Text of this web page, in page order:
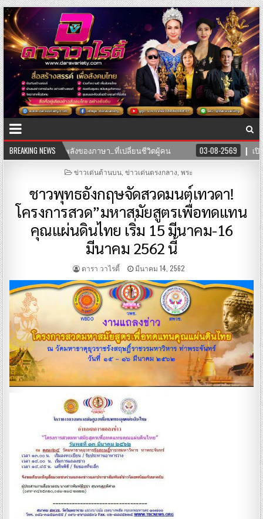
BREAKING NEWS
งของภาษา…ที่เปลี่ยนชีวิตผู้คน 03-08-2569 เปิดแล้ว! คลินิก TNH
POSTED
ข่าวเด่นด้านบน ข่าวเด่นตรงกลาง พระ
ชาวพุทธอังกฤษจัดสวดมนต์เทวดา!
โครงการสวด”มหาสมัยสูตรเพื่อทดแทน
คุณแผ่นดินไทย เริ่ม 15 มีนาคม-16
มีนาคม 2562 นี้
ดารา วาไรตี้ มีนาคม 14, 2562